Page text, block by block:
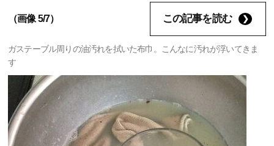
（画像 5/7） この記事を読む
ガステーブル周りの油汚れを拭いた布巾。こんなに汚れが浮いてきま
す